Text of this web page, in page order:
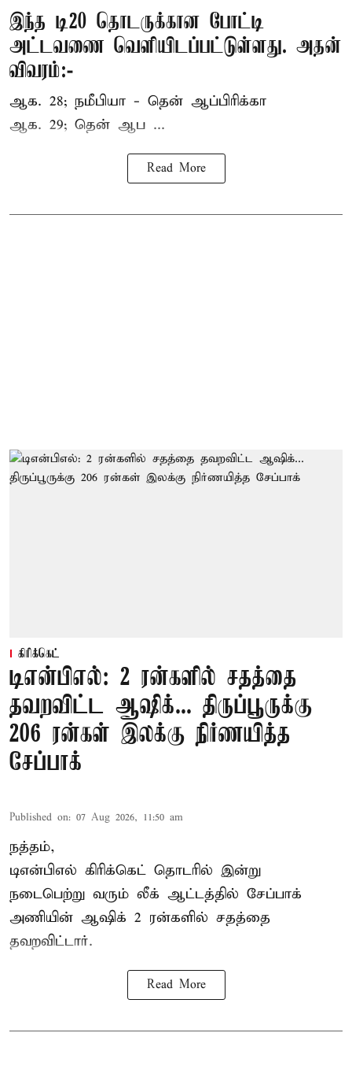
இந்த டி20 தொடருக்கான போட்டி
அட்டவணை வெளியிடப்பட்டுள்ளது. அதன்
விவரம்:-
ஆக. 28; நமீபியா - தென் ஆப்பிரிக்கா
ஆக. 29; தென் ஆப ...
Read More
கிரிக்கெட்
டிஎன்பிஎல்: 2 ரன்களில் சதத்தை
தவறவிட்ட ஆஷிக்... திருப்பூருக்கு
206 ரன்கள் இலக்கு நிர்ணயித்த
சேப்பாக்
Published on: 07 Aug 2026, 11:50 am
நத்தம்,
டிஎன்பிஎல் கிரிக்கெட் தொடரில் இன்று
நடைபெற்று வரும் லீக் ஆட்டத்தில் சேப்பாக்
அணியின் ஆஷிக் 2 ரன்களில் சதத்தை
தவறவிட்டார்.
Read More